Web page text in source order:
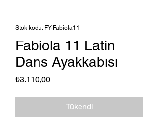
Stok kodu: FY-Fabiola11
Fabiola 11 Latin
Dans Ayakkabısı
₺3.110,00Fiyat
Tükendi